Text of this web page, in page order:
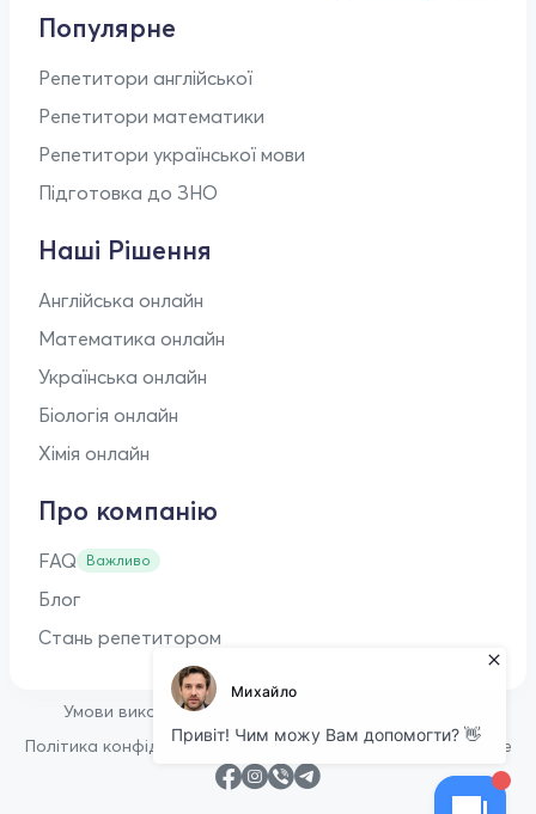
Популярне
Репетитори англійської
Репетитори математики
Репетитори української мови
Підготовка до ЗНО
Наші Рішення
Англійська онлайн
Математика онлайн
Українська онлайн
Біологія онлайн
Хімія онлайн
Про компанію
FAQ Важливо
Блог
Стань репетитором
Умови використання
Політика конфіденційності • Політика щодо файлів cookie